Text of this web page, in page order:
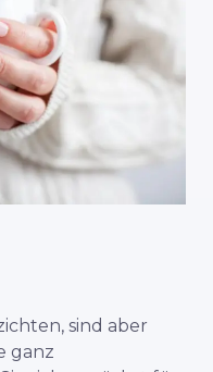
sind aber
ganz